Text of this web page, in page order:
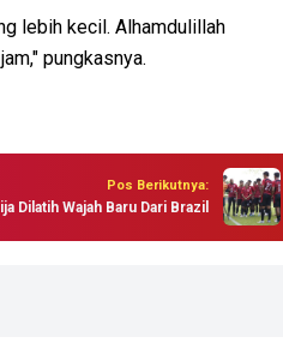
lebih kecil. Alhamdulillah
pungkasnya.
Pos Berikutnya:
Dilatih Wajah Baru Dari Brazil